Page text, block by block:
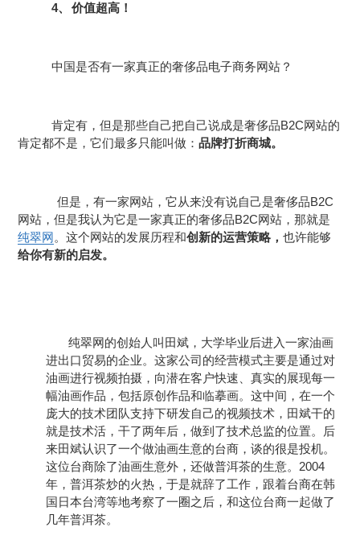
4、 价值超高！
中国是否有一家真正的奢侈品电子商务网站？
肯定有，但是那些自己把自己说成是奢侈品B2C网站的
肯定都不是，它们最多只能叫做：品牌打折商城。
但是，有一家网站，它从来没有说自己是奢侈品B2C
网站，但是我认为它是一家真正的奢侈品B2C网站 ，那就是
纯翠网。这个网站的发展历程和创新的运营策略，也许能够
给你有新的启发。
纯翠网的创始人叫田斌，大学毕业后进入一家油画
进出口贸易的企业。这家公司的经营模式主要是通过对
油画进行视频拍摄，向潜在客户快速、真实的展现每一
幅油画作品，包括原创作品和临摹画。这中间，在一个
庞大的技术团队支持下研发自己的视频技术，田斌干的
就是技术活，干了两年后，做到了技术总监的位置。 后
来田斌认识了一个做油画生意的台商，谈的很是投机。
这位台商除了油画生意外，还做普洱茶的生意。2004
年，普洱茶炒的火热，于是就辞了工作，跟着台商在韩
国日本台湾等地考察了一圈之后，和这位台商一起做了
几年普洱茶。